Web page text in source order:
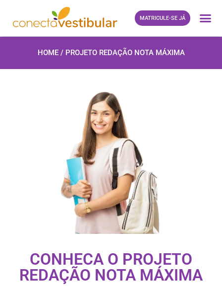
MATRICULE-SE JÁ
HOME / PROJETO REDAÇÃO NOTA MÁXIMA
CONHECA O PROJETO
REDAÇÃO NOTA MÁXIMA